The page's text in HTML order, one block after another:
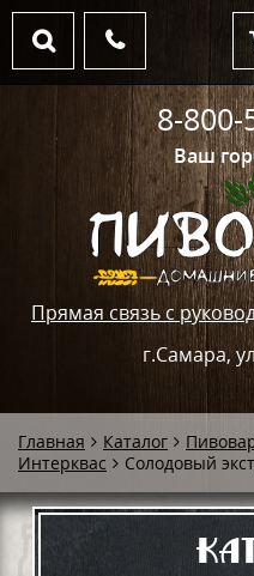
Ваш
Прямая связь с
г.Самара,
8-800-
Главная Каталог
Интерквас
Солодовый